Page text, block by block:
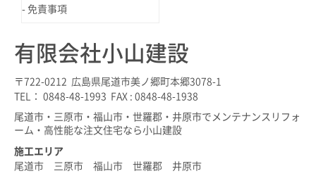
免責事項
有限会社小山建設
〒722-0212 広島県尾道市美ノ郷町本郷3078-1
TEL： 0848-48-1993 FAX : 0848-48-1938
尾道市・三原市・福山市・世羅郡・井原市でメンテナンスリフォ
ーム・高性能な注文住宅なら小山建設
施工エリア
尾道市 三原市 福山市 世羅郡 井原市